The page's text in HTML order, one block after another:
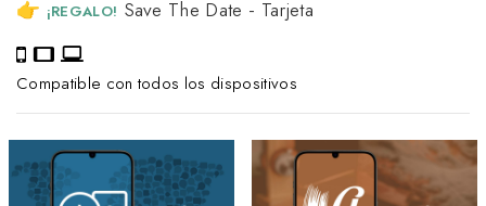
👉 ¡REGALO! Save The Date - Tarjeta
Compatible con todos los dispositivos